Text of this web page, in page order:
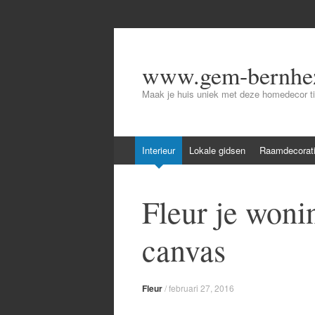
www.gem-
Maak je huis uniek met deze homedecor
to
Interieur Lokale gidsen
Fleur je
canvas
Fleur/februari 27, 2016